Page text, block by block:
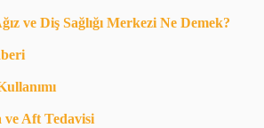
ve Diş Sağlığı Merkezi Ne Demek?
ve Aft Tedavisi